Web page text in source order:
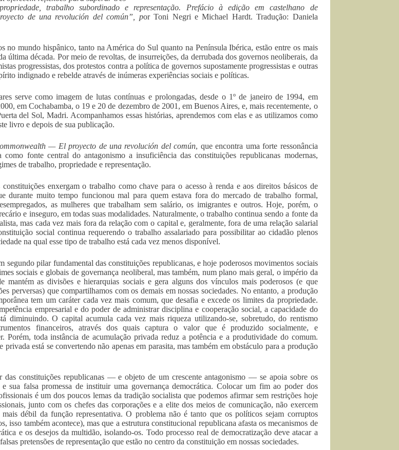
trabalho subordinado e representação. Prefácio à edição em castelhano de
de una revolución del común”, por Toni Negri e Michael Hardt. Tradução: Daniela
no mundo hispânico, tanto na América do Sul quanto na Península Ibérica, estão entre os mais
última década. Por meio de revoltas, de insurreições, da derrubada dos governos neoliberais, da
progressistas, dos protestos contra a política de governos supostamente progressistas e outras
indignado e rebelde através de inúmeras experiências sociais e políticas.
serve como imagem de lutas contínuas e prolongadas, desde o 1º de janeiro de 1994, em
em Cochabamba, o 19 e 20 de dezembro de 2001, em Buenos Aires, e, mais recentemente, o
del Sol, Madri. Acompanhamos essas histórias, aprendemos com elas e as utilizamos como
livro e depois de sua publicação.
— El proyecto de una revolución del común, que encontra uma forte ressonância
como fonte central do antagonismo a insuficiência das constituições republicanas modernas,
de trabalho, propriedade e representação.
enxergam o trabalho como chave para o acesso à renda e aos direitos básicos de
durante muito tempo funcionou mal para quem estava fora do mercado de trabalho formal,
as mulheres que trabalham sem salário, os imigrantes e outros. Hoje, porém, o
e inseguro, em todas suas modalidades. Naturalmente, o trabalho continua sendo a fonte da
mas cada vez mais fora da relação com o capital e, geralmente, fora de uma relação salarial
social continua requerendo o trabalho assalariado para possibilitar ao cidadão plenos
na qual esse tipo de trabalho está cada vez menos disponível.
segundo pilar fundamental das constituições republicanas, e hoje poderosos movimentos sociais
sociais e globais de governança neoliberal, mas também, num plano mais geral, o império da
mantém as divisões e hierarquias sociais e gera alguns dos vínculos mais poderosos (e que
perversas) que compartilhamos com os demais em nossas sociedades. No entanto, a produção
tem um caráter cada vez mais comum, que desafia e excede os limites da propriedade.
empresarial e do poder de administrar disciplina e cooperação social, a capacidade do
diminuindo. O capital acumula cada vez mais riqueza utilizando-se, sobretudo, do rentismo
financeiros, através dos quais captura o valor que é produzido socialmente, e
Porém, toda instância de acumulação privada reduz a potência e a produtividade do comum.
privada está se convertendo não apenas em parasita, mas também em obstáculo para a produção
constituições republicanas — e objeto de um crescente antagonismo — se apoia sobre os
e sua falsa promessa de instituir uma governança democrática. Colocar um fim ao poder dos
é um dos poucos lemas da tradição socialista que podemos afirmar sem restrições hoje
junto com os chefes das corporações e a elite dos meios de comunicação, não exercem
débil da função representativa. O problema não é tanto que os políticos sejam corruptos
isso também acontece), mas que a estrutura constitucional republicana afasta os mecanismos de
e os desejos da multidão, isolando-os. Todo processo real de democratização deve atacar a
pretensões de representação que estão no centro da constituição em nossas sociedades.